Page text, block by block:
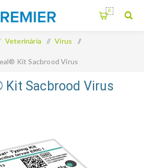
0
Veterinária / Vírus /
Kit Sacbrood Virus
Kit Sacbrood Virus